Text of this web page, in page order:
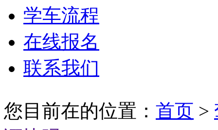
学车流程
在线报名
联系我们
您目前在的位置： 首页 >